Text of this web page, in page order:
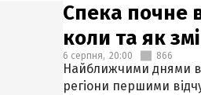
Спека почне
коли та як
6 серпня, 20:00 866
Найближчими днями в
регіони першими